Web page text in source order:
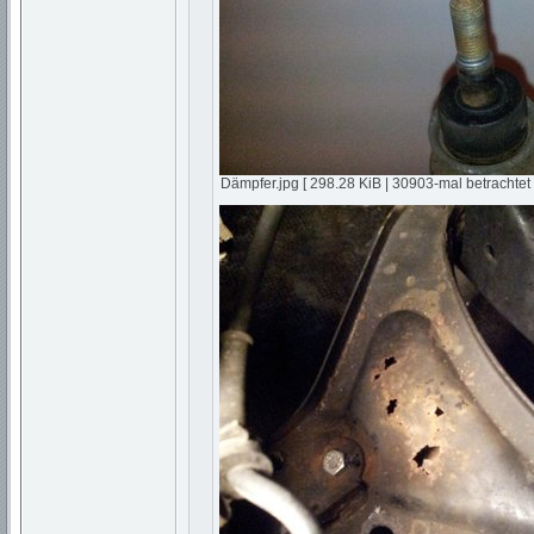
Dämpfer.jpg [ 298.28 KiB | 30903-mal betrachtet